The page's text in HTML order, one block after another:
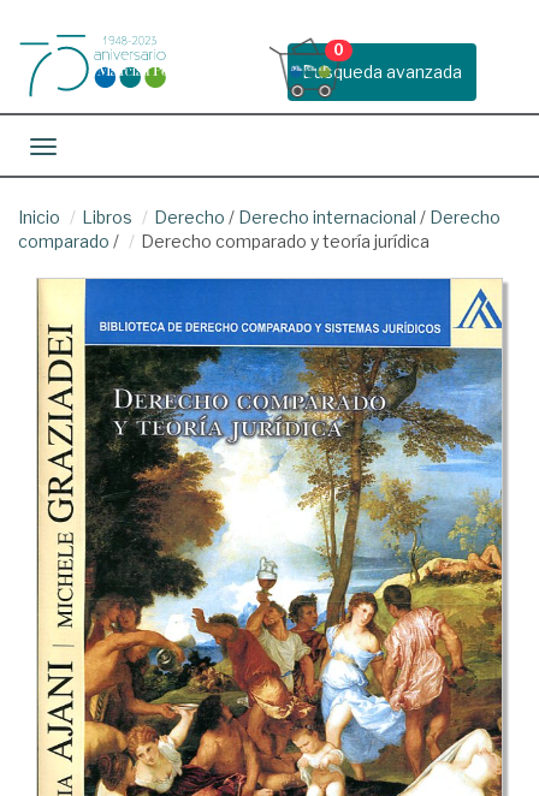
Busqueda avanzada
0
Toggle navigation
Inicio Libros Derecho / Derecho internacional / Derecho
comparado / Derecho comparado y teoría jurídica